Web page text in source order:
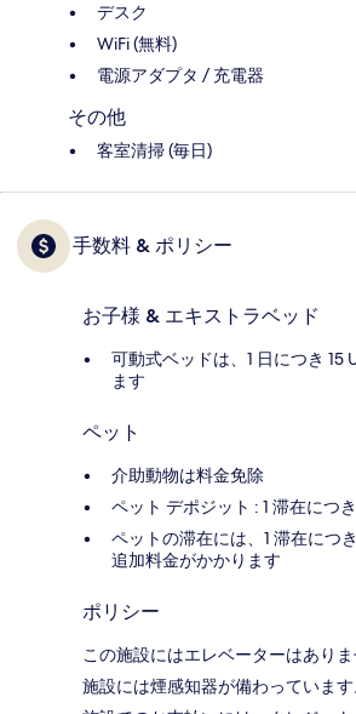
デスク
WiFi (無料)
電源アダプタ / 充電器
その他
客室清掃 (毎日)
手数料 & ポリシー
お子様 & エキストラベッド
可動式ベッドは、1 日につき 15
ます
ペット
介助動物は料金免除
ペット デポジット : 1 滞在につ
ペットの滞在には、1 滞在につ
追加料金がかかります
ポリシー
この施設にはエレベーターはありま
施設には煙感知器が備わっています